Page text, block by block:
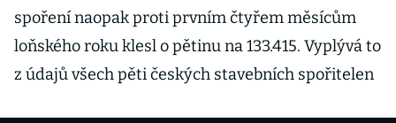
spoření naopak proti prvním čtyřem měsícům
loňského roku klesl o pětinu na 133.415. Vyplývá to
z údajů všech pěti českých stavebních spořitelen